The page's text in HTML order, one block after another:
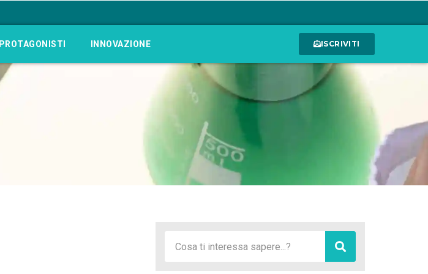
PROTAGONISTI INNOVAZIONE ISCRIVITI